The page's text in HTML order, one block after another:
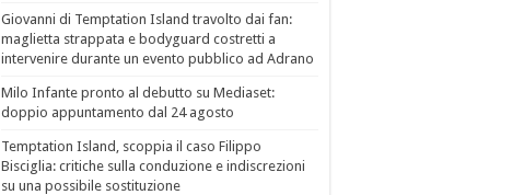
Giovanni di Temptation Island travolto dai fan:
maglietta strappata e bodyguard costretti a
intervenire durante un evento pubblico ad Adrano
Milo Infante pronto al debutto su Mediaset:
doppio appuntamento dal 24 agosto
Temptation Island, scoppia il caso Filippo
Bisciglia: critiche sulla conduzione e indiscrezioni
su una possibile sostituzione